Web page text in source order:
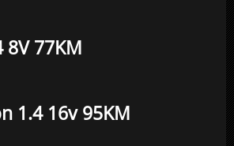
8V 77KM
1.4 16v 95KM